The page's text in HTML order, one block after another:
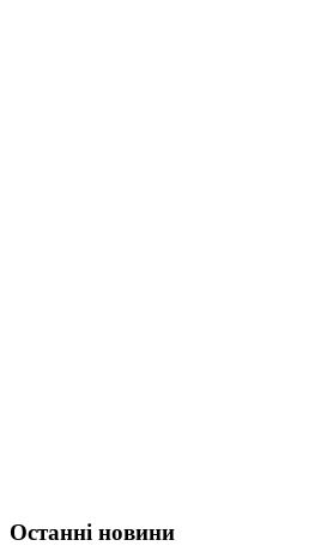
Останні новини